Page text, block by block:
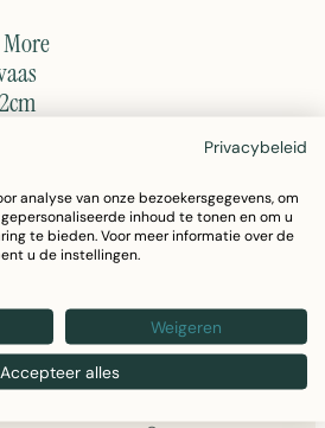
22cm
of
Privacybeleid
analyse van onze bezoekersgegevens, om
inhoud te tonen en om u
te bieden. Voor meer informatie over de
u de instellingen.
Weigeren
Accepteer alles